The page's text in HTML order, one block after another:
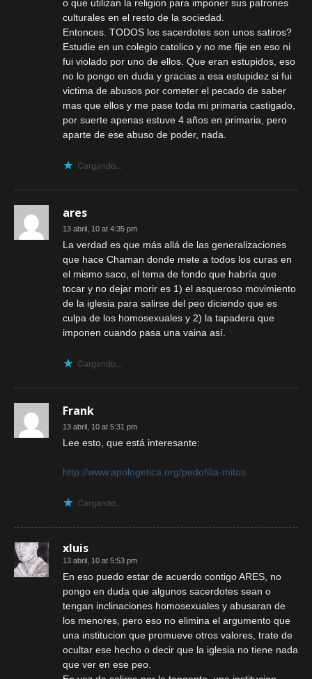
o que utilizan la religion para imponer sus patrones
culturales en el resto de la sociedad.
Entonces. TODOS los sacerdotes son unos satiros?
Estudie en un colegio catolico y no me fije en eso ni
fui violado por uno de ellos. Que eran estupidos, eso
no lo pongo en duda y gracias a esa estupidez si fui
victima de abusos por cometer el pecado de saber
mas que ellos y me pase toda mi primaria castigado,
por suerte apenas estuve 4 años en primaria, pero
aparte de ese abuso de poder, nada.
Cargando...
ares
13 abril, 10 at 4:35 pm
La verdad es que más allá de las generalizaciones
que hace Chaman donde mete a todos los curas en
el mismo saco, el tema de fondo que habría que
tocar y no dejar morir es 1) el asqueroso movimiento
de la iglesia para salirse del peo diciendo que es
culpa de los homosexuales y 2) la tapadera que
imponen cuando pasa una vaina así.
Cargando...
Frank
13 abril, 10 at 5:31 pm
Lee esto, que está interesante:
http://www.apologetica.org/pedofilia-mitos
Cargando...
xluis
13 abril, 10 at 5:53 pm
En eso puedo estar de acuerdo contigo ARES, no
pongo en duda que algunos sacerdotes sean o
tengan inclinaciones homosexuales y abusaran de
los menores, pero eso no elimina el argumento que
una institucion que promueve otros valores, trate de
ocultar ese hecho o decir que la iglesia no tiene nada
que ver en ese peo.